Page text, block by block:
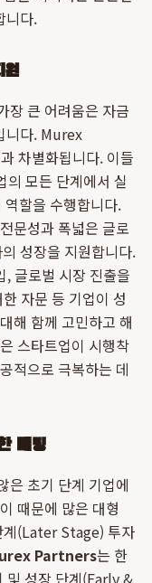
니다.
원
장 큰 어려움은 자금
니다. Murex
차별화됩니다. 이들
의 모든 단계에서 실
할을 수행합니다.
문성과 폭넓은 글로
성장을 지원합니다.
, 글로벌 시장 진출을
자문 등 기업이 성
해 함께 고민하고 해
스타트업이 시행착
적으로 극복하는 데
베팅
은 초기 단계 기업에
때문에 많은 대형
계(Later Stage) 투자
Partners는 한
및 성장 단계(Early &